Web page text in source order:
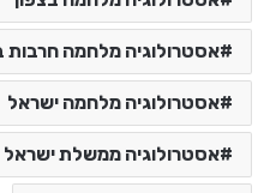
אסטרולוגיה מלחמה חרבות
אסטרולוגיה מלחמה ישראל
אסטרולוגיה ממשלת ישראל